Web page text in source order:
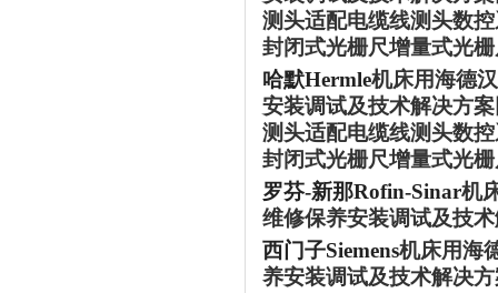
测头适配电缆线测头数
封闭式光栅尺增量式光
哈默Hermle机床用海德
安装调试及技术解决方
测头适配电缆线测头数
封闭式光栅尺增量式光
罗芬-新那Rofin-Sinar机
维修保养安装调试及技
西门子Siemens机床用海
养安装调试及技术解决